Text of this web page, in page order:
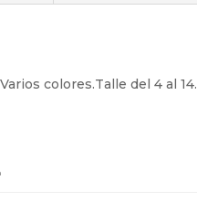
colores.Talle del 4 al 14.